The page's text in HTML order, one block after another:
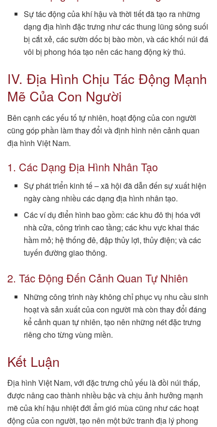
Sự tác động của khí hậu và thời tiết đã tạo ra những
dạng địa hình đặc trưng như các thung lũng sông suối
bị cắt xẻ, các sườn dốc bị bào mòn, và các khối núi đá
vôi bị phong hóa tạo nên các hang động kỳ thú.
IV. Địa Hình Chịu Tác Động Mạnh
Mẽ Của Con Người
Bên cạnh các yếu tố tự nhiên, hoạt động của con người
cũng góp phần làm thay đổi và định hình nên cảnh quan
địa hình Việt Nam.
1. Các Dạng Địa Hình Nhân Tạo
Sự phát triển kinh tế – xã hội đã dẫn đến sự xuất hiện
ngày càng nhiều các dạng địa hình nhân tạo.
Các ví dụ điển hình bao gồm: các khu đô thị hóa với
nhà cửa, công trình cao tầng; các khu vực khai thác
hầm mỏ; hệ thống đê, đập thủy lợi, thủy điện; và các
tuyến đường giao thông.
2. Tác Động Đến Cảnh Quan Tự Nhiên
Những công trình này không chỉ phục vụ nhu cầu sinh
hoạt và sản xuất của con người mà còn thay đổi đáng
kể cảnh quan tự nhiên, tạo nên những nét đặc trưng
riêng cho từng vùng miền.
Kết Luận
Địa hình Việt Nam, với đặc trưng chủ yếu là đồi núi thấp,
được nâng cao thành nhiều bậc và chịu ảnh hưởng mạnh
mẽ của khí hậu nhiệt đới ẩm gió mùa cũng như các hoạt
động của con người, tạo nên một bức tranh địa lý phong